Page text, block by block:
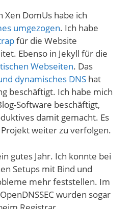
Xen DomUs habe ich
umgezogen. Ich habe
für die Website
Ebenso in Jekyll für die
Webseiten. Das
dynamisches DNS hat
beschäftigt. Ich habe mich
Software beschäftigt,
damit gemacht. Es
weiter zu verfolgen.
gutes Jahr. Ich konnte bei
Setups mit Bind und
mehr feststellen. Im
wurden sogar